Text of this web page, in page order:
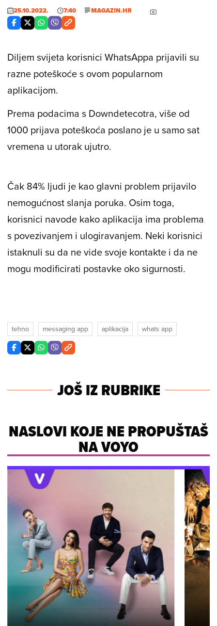
25.10.2022. 7:40 MAGAZIN.HR
Diljem svijeta korisnici WhatsAppa prijavili su
razne poteškoće s ovom popularnom
aplikacijom.
Prema podacima s Downdetecotra, više od
1000 prijava poteškoća poslano je u samo sat
vremena u utorak ujutro.
Čak 84% ljudi je kao glavni problem prijavilo
nemogućnost slanja poruka. Osim toga,
korisnici navode kako aplikacija ima problema
s povezivanjem i ulogiravanjem. Neki korisnici
istaknuli su da ne vide svoje kontakte i da ne
mogu modificirati postavke oko sigurnosti.
tehno messaging app aplikacija whats app
JOŠ IZ RUBRIKE
NASLOVI KOJE NE PROPUŠTAŠ
NA VOYO